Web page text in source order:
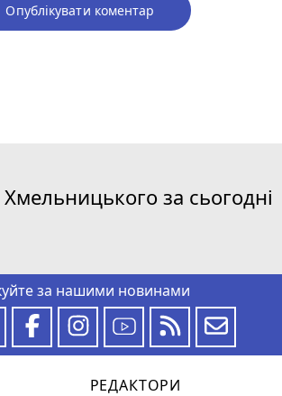
Опублікувати коментар
за сьогодні
за нашими новинами
РЕДАКТОРИ